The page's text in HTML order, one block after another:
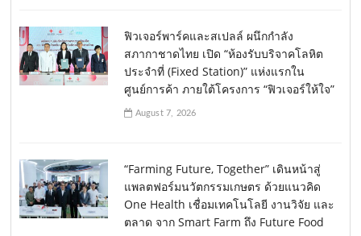
ฟิวเจอร์พาร์คและสเปลล์ ผนึกกำลัง
สภากาชาดไทย เปิด “ห้องรับบริจาคโลหิต
ประจำที่ (Fixed Station)” แห่งแรกใน
ศูนย์การค้า ภายใต้โครงการ “ฟิวเจอร์ให้ใจ”
August 7, 2026
“Farming Future, Together” เดินหน้าสู่
แพลตฟอร์มนวัตกรรมเกษตร ด้วยแนวคิด
One Health เชื่อมเทคโนโลยี งานวิจัย และ
ตลาด จาก Smart Farm ถึง Future Food